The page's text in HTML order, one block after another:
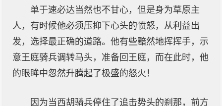
单于速必达当然也不甘心，但是身为草原主
人，有时候他必须压抑下心头的愤怒，从利益出
发，选择最正确的道路。他有些黯然地挥挥手，示
意王庭骑兵调转马头，准备回王庭，而在此时，他
的眼眸中忽然升腾起了极盛的怒火！
因为当西胡骑兵停住了追击势头的刹那，前方